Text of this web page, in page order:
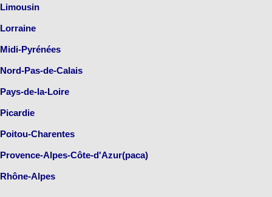
Limousin
Lorraine
Midi-Pyrénées
Nord-Pas-de-Calais
Pays-de-la-Loire
Picardie
Poitou-Charentes
Provence-Alpes-Côte-d'Azur(paca)
Rhône-Alpes